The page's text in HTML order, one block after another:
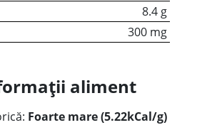
8.4 g
300 mg
aliment
Foarte mare (5.22kCal/g)